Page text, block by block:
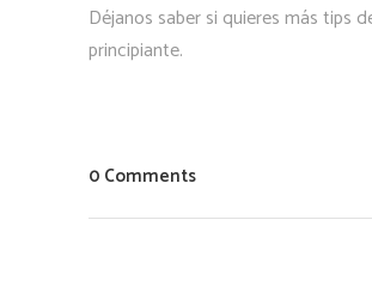
Déjanos saber si quieres más tips
principiante.
0 Comments